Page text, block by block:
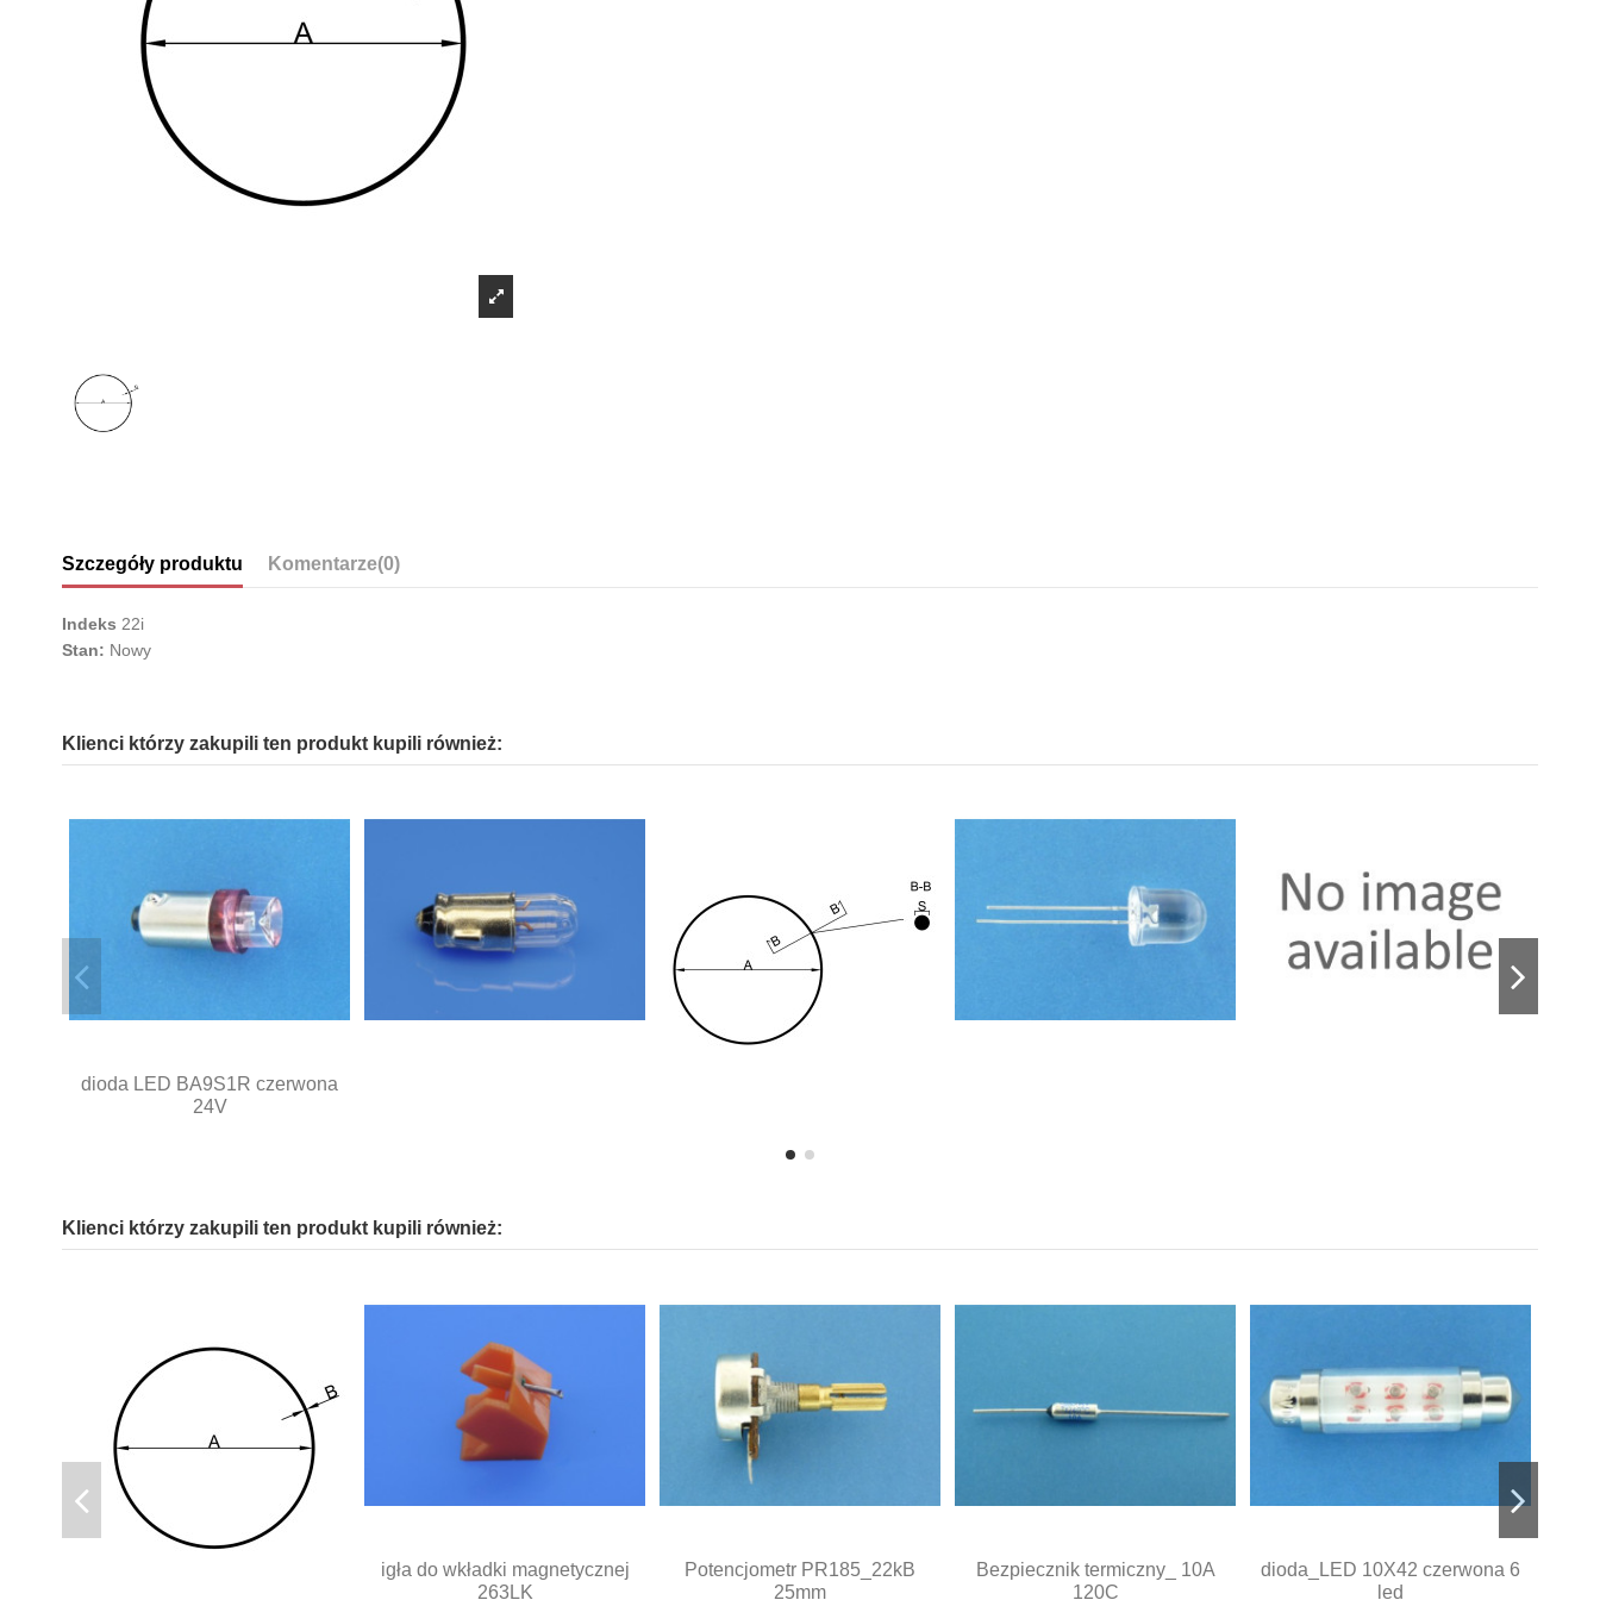
Szczegóły produktu Komentarze(0)
Indeks 22i
Stan: Nowy
Klienci którzy zakupili ten produkt kupili również:
dioda LED BA9S1R czerwona
24V
Klienci którzy zakupili ten produkt kupili również:
igła do wkładki magnetycznej
263LK
Potencjometr PR185_22kB
25mm
Bezpiecznik termiczny_ 10A
120C
dioda_LED 10X42 czerwona 6
led